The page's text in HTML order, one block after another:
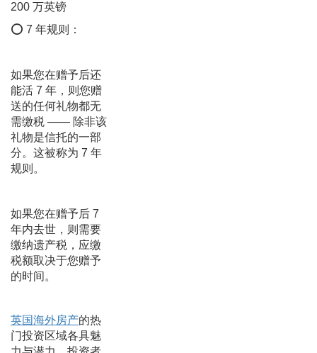
200 万英镑
⭕ 7 年规则：
如果您在赠予后还
能活 7 年，则您赠
送的任何礼物都无
需缴税 —— 除非该
礼物是信托的一部
分。这被称为 7 年
规则。
如果您在赠予后 7
年内去世，则需要
缴纳遗产税，应缴
税额取决于您赠予
的时间。
英国海外房产的热
门投资区域各具魅